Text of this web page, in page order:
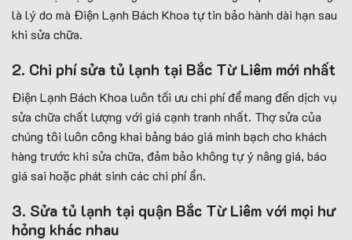
là lý do mà Điện Lạnh Bách Khoa tự tin bảo hành dài hạn sau
khi sửa chữa.
2. Chi phí sửa tủ lạnh tại Bắc Từ Liêm mới nhất
Điện Lạnh Bách Khoa luôn tối ưu chi phí để mang đến dịch vụ
sửa chữa chất lượng với giá cạnh tranh nhất. Thợ sửa của
chúng tôi luôn công khai bảng báo giá minh bạch cho khách
hàng trước khi sửa chữa, đảm bảo không tự ý nâng giá, báo
giá sai hoặc phát sinh các chi phí ẩn.
3. Sửa tủ lạnh tại quận Bắc Từ Liêm với mọi hư
hỏng khác nhau